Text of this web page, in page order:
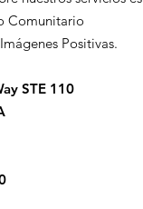
Comunitario
Positivas.
STE 110